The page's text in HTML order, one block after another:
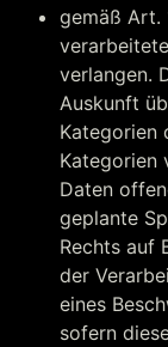
gemäß Art.
verlangen.
Auskunft
Kategorien
Kategorien
Daten
geplante
Rechts auf
der
eines
sofern